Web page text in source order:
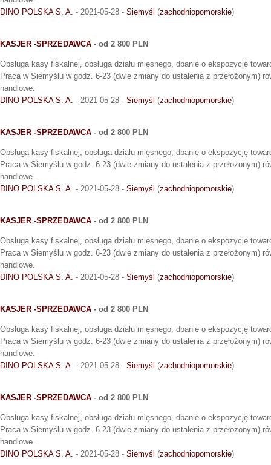
DINO POLSKA S. A. - 2021-05-28 - Siemyśl (zachodniopomorskie)
KASJER -SPRZEDAWCA - od 2 800 PLN
Obsługa kasy fiskalnej, obsługa działu mięsnego, dbanie o ekspozycję
Praca w Siemyślu w godz. 6-23 (dwie zmiany do ustalenia z przełożonym)
handlowe.
DINO POLSKA S. A. - 2021-05-28 - Siemyśl (zachodniopomorskie)
KASJER -SPRZEDAWCA - od 2 800 PLN
Obsługa kasy fiskalnej, obsługa działu mięsnego, dbanie o ekspozycję
Praca w Siemyślu w godz. 6-23 (dwie zmiany do ustalenia z przełożonym)
handlowe.
DINO POLSKA S. A. - 2021-05-28 - Siemyśl (zachodniopomorskie)
KASJER -SPRZEDAWCA - od 2 800 PLN
Obsługa kasy fiskalnej, obsługa działu mięsnego, dbanie o ekspozycję
Praca w Siemyślu w godz. 6-23 (dwie zmiany do ustalenia z przełożonym)
handlowe.
DINO POLSKA S. A. - 2021-05-28 - Siemyśl (zachodniopomorskie)
KASJER -SPRZEDAWCA - od 2 800 PLN
Obsługa kasy fiskalnej, obsługa działu mięsnego, dbanie o ekspozycję
Praca w Siemyślu w godz. 6-23 (dwie zmiany do ustalenia z przełożonym)
handlowe.
DINO POLSKA S. A. - 2021-05-28 - Siemyśl (zachodniopomorskie)
KASJER -SPRZEDAWCA - od 2 800 PLN
Obsługa kasy fiskalnej, obsługa działu mięsnego, dbanie o ekspozycję
Praca w Siemyślu w godz. 6-23 (dwie zmiany do ustalenia z przełożonym)
handlowe.
DINO POLSKA S. A. - 2021-05-28 - Siemyśl (zachodniopomorskie)